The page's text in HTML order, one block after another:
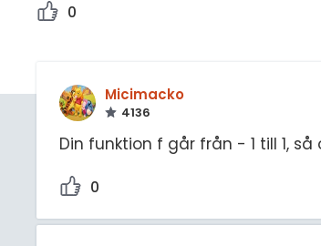
0
Micimacko
4136
Din funktion f går från - 1 till 1,
0